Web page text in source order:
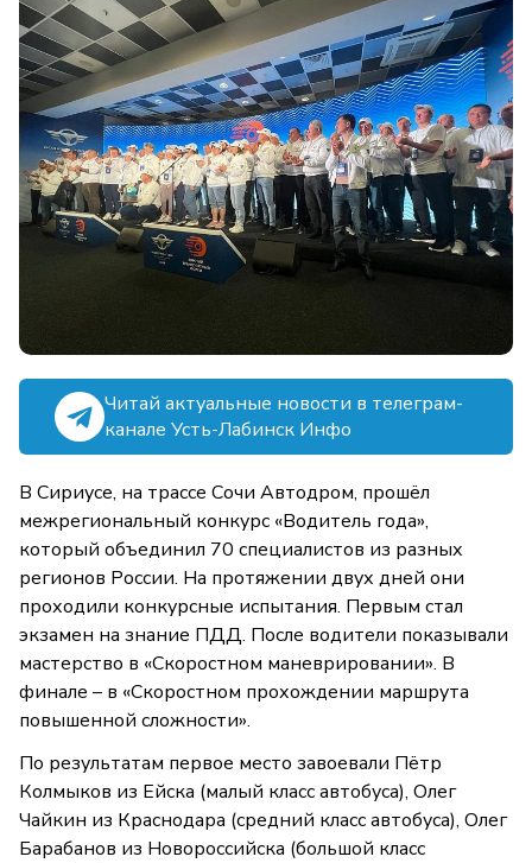
Читай актуальные новости в телеграм-
канале Усть-Лабинск Инфо
В Сириусе, на трассе Сочи Автодром, прошёл
межрегиональный конкурс «Водитель года»,
который объединил 70 специалистов из разных
регионов России. На протяжении двух дней они
проходили конкурсные испытания. Первым стал
экзамен на знание ПДД. После водители показывали
мастерство в «Скоростном маневрировании». В
финале – в «Скоростном прохождении маршрута
повышенной сложности».
По результатам первое место завоевали Пётр
Колмыков из Ейска (малый класс автобуса), Олег
Чайкин из Краснодара (средний класс автобуса), Олег
Барабанов из Новороссийска (большой класс